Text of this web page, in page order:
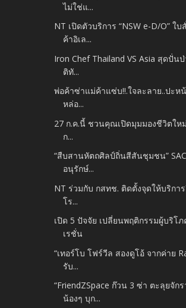
ไม่ใช่แ...
NT เปิดตัวบริการ “NSW e-D/O” ใ
ค้าอิเล...
Iron Chef Thailand VS Asia สุดปั่น
ติทั...
พ่อค้าซ่าแม่ค้าแซ่บ!!.ใจละลาย..ปะห
หล่อ...
27 ก.ค.นี้ ชวนคุณเปิดมุมมองชีวิตใหม่
ก...
“สืบสานหัตถศิลป์ถิ่นสีสันชุมชน”
อนุรักษ์...
NT ร่วมกับ กสทช. ติดตั้งจุดให้บริกา
โร...
เปิด 5 ปัจจัย เปลี่ยนพฤติกรรมผู้บริโภ
เรชั่น
“เทอร์โบ โฟร์วีล สองดูโอ้ จากค่าย
รับ...
“FriendZSpace ก๊วน 3 ซ่า ตะลุยจักร
น้องๆ บุก...